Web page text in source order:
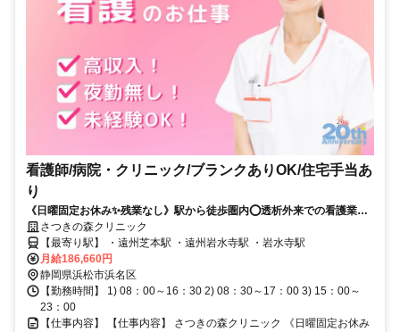
看護師/病院・クリニック/ブランクありOK/住宅手当あ
り
《日曜固定お休み✨残業なし》駅から徒歩圏内⭕透析外来での看護業務
⭐住宅・育児手当あり⭐有休取得しやすい環境です✨
さつきの森クリニック
【最寄り駅】 ・遠州芝本駅 ・遠州岩水寺駅 ・岩水寺駅
月給186,660円
静岡県浜松市浜名区
【勤務時間】 1) 08：00～16：30 2) 08：30～17：00 3) 15：00～
23：00
【仕事内容】 【仕事内容】 さつきの森クリニック 《日曜固定お休み